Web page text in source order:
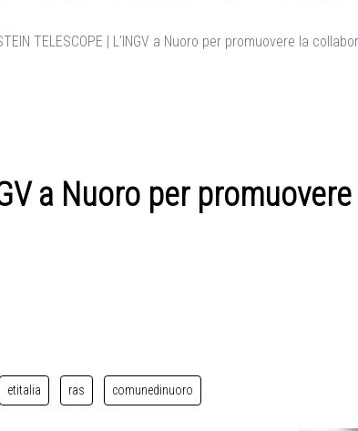
TELESCOPE | L’INGV a Nuoro per promuovere la
a Nuoro per
etitalia ras comunedinuoro